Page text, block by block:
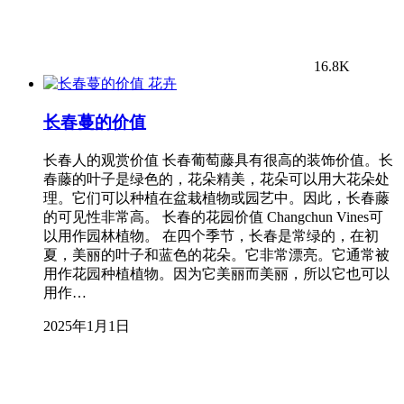
16.8K
花卉
长春蔓的价值
长春人的观赏价值 长春葡萄藤具有很高的装饰价值。长
春藤的叶子是绿色的，花朵精美，花朵可以用大花朵处
理。它们可以种植在盆栽植物或园艺中。因此，长春藤
的可见性非常高。 长春的花园价值 Changchun Vines可
以用作园林植物。 在四个季节，长春是常绿的，在初
夏，美丽的叶子和蓝色的花朵。它非常漂亮。它通常被
用作花园种植植物。因为它美丽而美丽，所以它也可以
用作…
2025年1月1日